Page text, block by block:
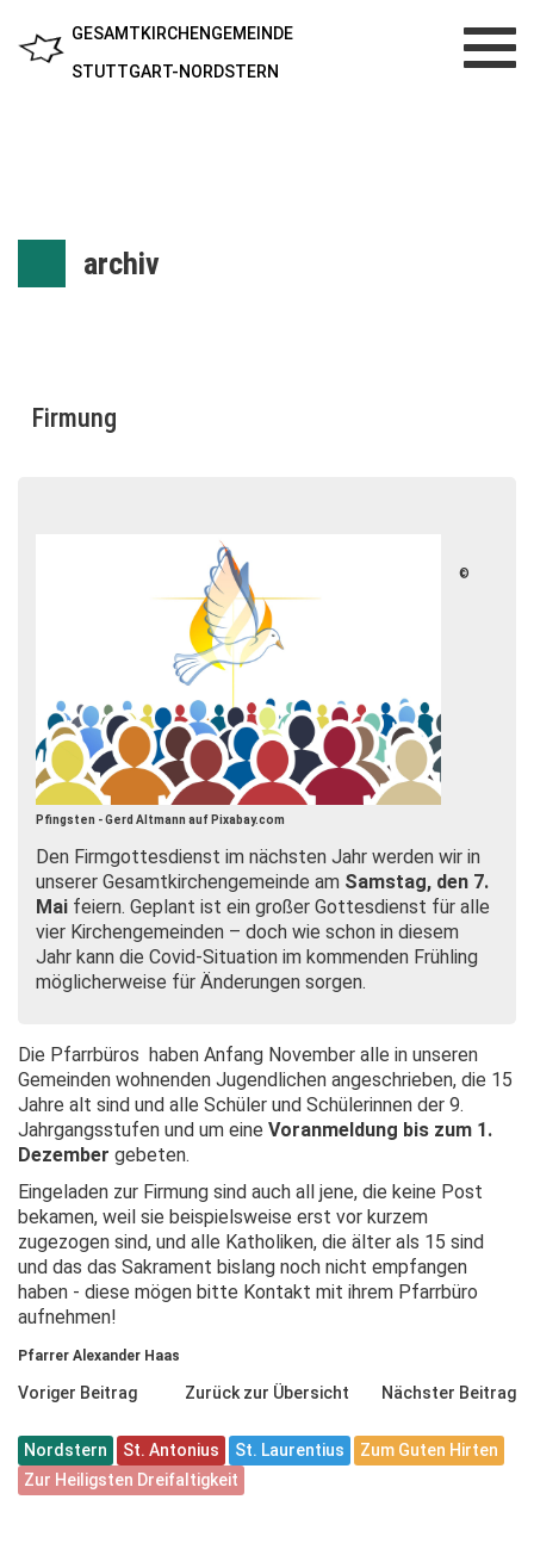
GESAMTKIRCHENGEMEINDE
STUTTGART-NORDSTERN
archiv
Firmung
©
Pfingsten - Gerd Altmann auf Pixabay.com
Den Firmgottesdienst im nächsten Jahr werden wir in
unserer Gesamtkirchengemeinde am Samstag, den 7.
Mai feiern. Geplant ist ein großer Gottesdienst für alle
vier Kirchengemeinden – doch wie schon in diesem
Jahr kann die Covid-Situation im kommenden Frühling
möglicherweise für Änderungen sorgen.
Die Pfarrbüros haben Anfang November alle in unseren
Gemeinden wohnenden Jugendlichen angeschrieben, die 15
Jahre alt sind und alle Schüler und Schülerinnen der 9.
Jahrgangsstufen und um eine Voranmeldung bis zum 1.
Dezember gebeten.
Eingeladen zur Firmung sind auch all jene, die keine Post
bekamen, weil sie beispielsweise erst vor kurzem
zugezogen sind, und alle Katholiken, die älter als 15 sind
und das das Sakrament bislang noch nicht empfangen
haben - diese mögen bitte Kontakt mit ihrem Pfarrbüro
aufnehmen!
Pfarrer Alexander Haas
Voriger Beitrag Zurück zur Übersicht Nächster Beitrag
Nordstern St. Antonius St. Laurentius
Zum Guten Hirten
Zur Heiligsten Dreifaltigkeit